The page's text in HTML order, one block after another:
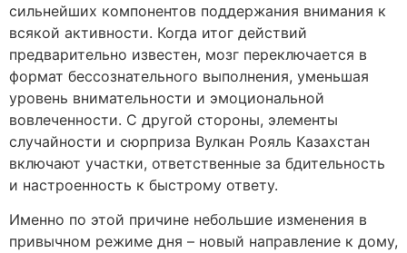
сильнейших компонентов поддержания внимания к
всякой активности. Когда итог действий
предварительно известен, мозг переключается в
формат бессознательного выполнения, уменьшая
уровень внимательности и эмоциональной
вовлеченности. С другой стороны, элементы
случайности и сюрприза Вулкан Рояль Казахстан
включают участки, ответственные за бдительность
и настроенность к быстрому ответу.
Именно по этой причине небольшие изменения в
привычном режиме дня – новый направление к дому,